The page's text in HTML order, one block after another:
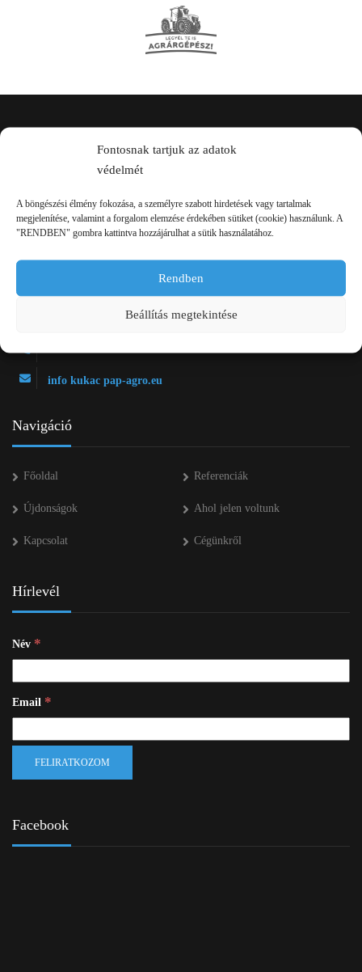
Fontosnak tartjuk az adatok
védelmét
A böngészési élmény fokozása, a személyre szabott hirdetések vagy tartalmak
megjelenítése, valamint a forgalom elemzése érdekében sütiket (cookie) használunk. A
"RENDBEN" gombra kattintva hozzájárulhat a sütik használatához.
Rendben
Beállítás megtekintése
Kapcsolat
2750 Nagykőrös Alsójárás d. 1/a
+36 20 334 43 28
info kukac pap-agro.eu
Navigáció
Főoldal Referenciák
Újdonságok Ahol jelen voltunk
Kapcsolat Cégünkről
Hírlevél
Név *
Email *
Facebook